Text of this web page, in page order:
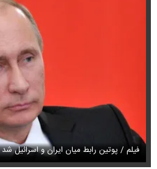
فیلم / پوتین رابط میان ایران و اسرائیل شد